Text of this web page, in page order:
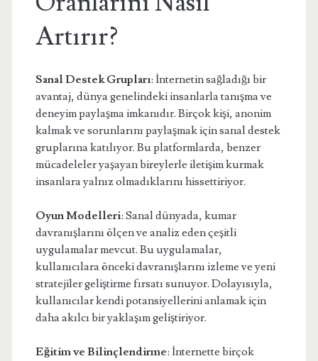
Artırır?
Sanal Destek Grupları: İnternetin sağladığı bir
avantaj, dünya genelindeki insanlarla tanışma ve
deneyim paylaşma imkanıdır. Birçok kişi, anonim
kalmak ve sorunlarını paylaşmak için sanal destek
gruplarına katılıyor. Bu platformlarda, benzer
mücadeleler yaşayan bireylerle iletişim kurmak
insanlara yalnız olmadıklarını hissettiriyor.
Oyun Modelleri: Sanal dünyada, kumar
davranışlarını ölçen ve analiz eden çeşitli
uygulamalar mevcut. Bu uygulamalar,
kullanıcılara önceki davranışlarını izleme ve yeni
stratejiler geliştirme fırsatı sunuyor. Dolayısıyla,
kullanıcılar kendi potansiyellerini anlamak için
daha akılcı bir yaklaşım geliştiriyor.
Eğitim ve Bilinçlendirme: İnternette birçok